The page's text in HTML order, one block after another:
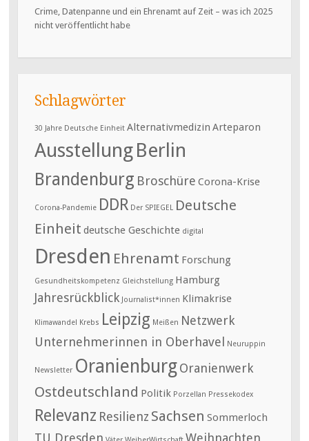
Crime, Datenpanne und ein Ehrenamt auf Zeit – was ich 2025
nicht veröffentlicht habe
Schlagwörter
30 Jahre Deutsche Einheit Alternativmedizin Arteparon
AusstellungBerlin
Brandenburg Broschüre Corona-Krise
Corona-Pandemie DDR Der SPIEGEL Deutsche
Einheit deutsche Geschichte digital
Dresden Ehrenamt Forschung
Gesundheitskompetenz Gleichstellung Hamburg
Jahresrückblick Journalist*innen Klimakrise
Klimawandel Krebs Leipzig Meißen Netzwerk
Unternehmerinnen in Oberhavel
Neuruppin
Newsletter OranienburgOranienwerk
Ostdeutschland Politik Porzellan Pressekodex
Relevanz Resilienz Sachsen Sommerloch
TU Dresden Weihnachten